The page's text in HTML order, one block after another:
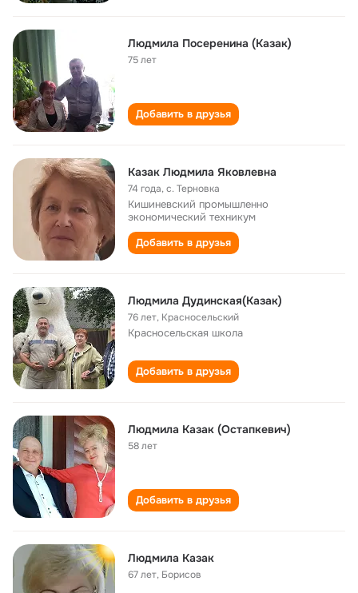
Людмила Посеренина (Казак)
75 лет
Добавить в друзья
Казак Людмила Яковлевна
74 года,с. Терновка
Кишиневский промышленно
экономический техникум
Добавить в друзья
Людмила Дудинская(Казак)
76 лет, Красносельский
Красносельская школа
Добавить в друзья
Людмила Казак (Остапкевич)
58 лет
Добавить в друзья
Людмила Казак
67 лет, Борисов